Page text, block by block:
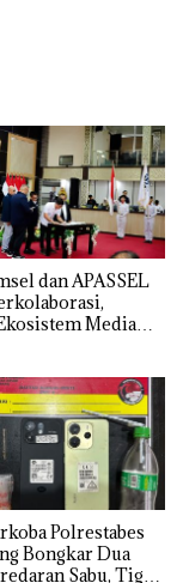
dan APASSEL
Media
Polrestabes
Bongkar Dua
Sabu, Tiga